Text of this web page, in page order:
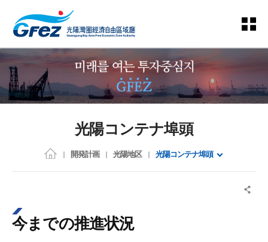
光陽コンテナ埠頭
開発計画 光陽地区 光陽コンテナ埠頭
今までの推進状況